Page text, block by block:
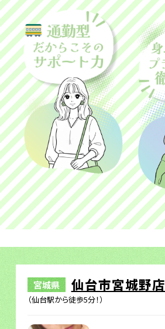
宮城県 仙台市宮城野店
（仙台駅から徒歩5分！）